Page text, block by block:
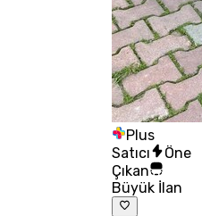
Plus
Satıcı
Öne
Çıkan
Büyük İlan